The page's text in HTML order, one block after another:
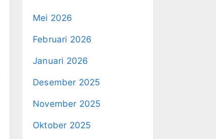
Mei 2026
Februari 2026
Januari 2026
Desember 2025
November 2025
Oktober 2025